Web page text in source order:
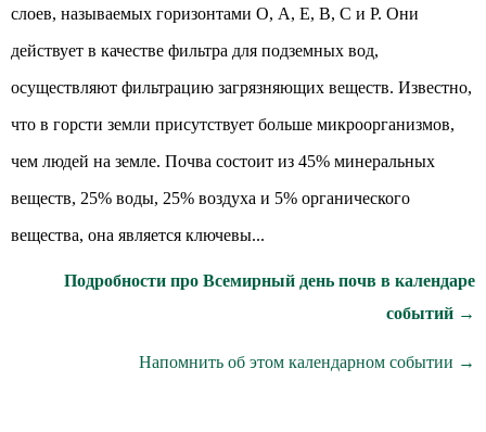
слоев, называемых горизонтами О, А, Е, В, С и Р. Они
действует в качестве фильтра для подземных вод,
осуществляют фильтрацию загрязняющих веществ. Известно,
что в горсти земли присутствует больше микроорганизмов,
чем людей на земле. Почва состоит из 45% минеральных
веществ, 25% воды, 25% воздуха и 5% органического
вещества, она является ключевы...
Подробности про Всемирный день почв в календаре
событий →
Напомнить об этом календарном событии →